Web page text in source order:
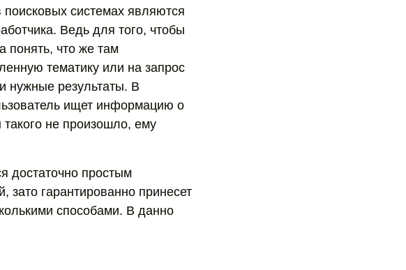
системах являются
Ведь для того, чтобы
понять, что же там
тематику или на запрос
нужные результаты. В
ищет информацию о
не произошло, ему
достаточно простым
зато гарантированно принесет
способами. В данно